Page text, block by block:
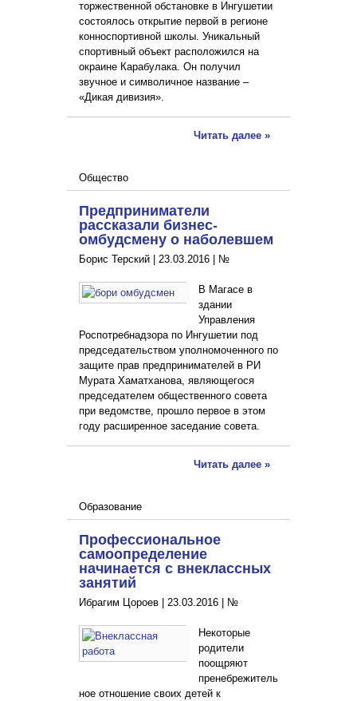
торжественной обстановке в Ингушетии
состоялось открытие первой в регионе
конноспортивной школы. Уникальный
спортивный объект расположился на
окраине Карабулака. Он получил
звучное и символичное название –
«Дикая дивизия».
Читать далее »
Общество
Предприниматели
рассказали бизнес-
омбудсмену о наболевшем
Борис Терский | 23.03.2016 №
В Магасе в
здании
Управления
Роспотребнадзора по Ингушетии под
председательством уполномоченного по
защите прав предпринимателей в РИ
Мурата Хаматханова, являющегося
председателем общественного совета
при ведомстве, прошло первое в этом
году расширенное заседание совета.
Читать далее »
Образование
Профессиональное
самоопределение
начинается с внеклассных
занятий
Ибрагим Цороев | 23.03.2016 №
Некоторые
родители
поощряют
пренебрежитель
ное отношение своих детей к